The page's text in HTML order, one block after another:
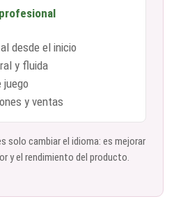
desde el inicio
y fluida
juego
y ventas
solo cambiar el idioma: es mejorar
y el rendimiento del producto.